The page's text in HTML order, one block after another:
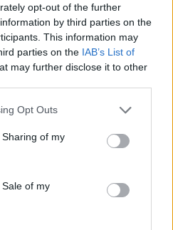
opt-out of the further
by third parties on the
This information may
parties on the IAB’s List of
may further disclose it to other
app uses one or more Google
behaviour. You may click to
and its third-party tags to
purposes in below Google
Opt Outs
of my
of my
ΚΟΙΝΩΝΊΑ
εναέριες